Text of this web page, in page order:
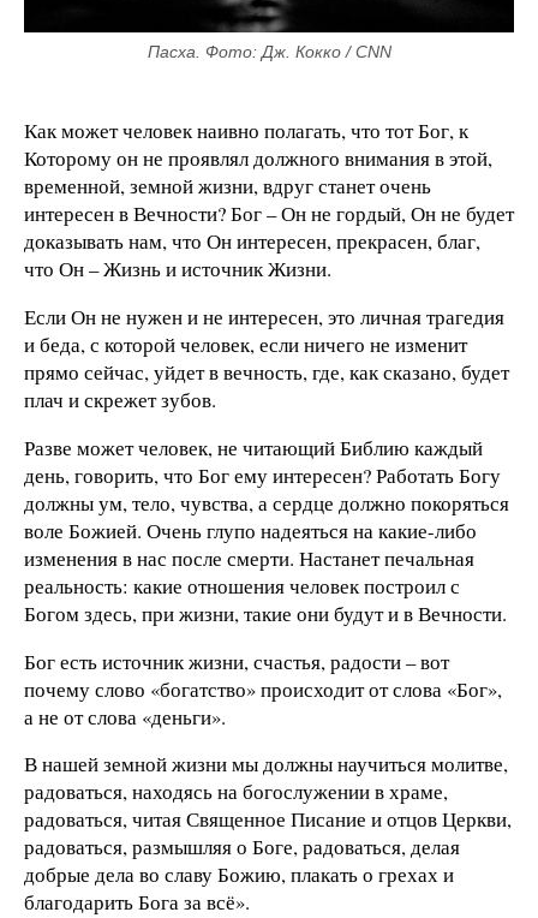
Пасха. Фото: Дж. Кокко / CNN
Как может человек наивно полагать, что тот Бог, к
Которому он не проявлял должного внимания в этой,
временной, земной жизни, вдруг станет очень
интересен в Вечности? Бог – Он не гордый, Он не будет
доказывать нам, что Он интересен, прекрасен, благ,
что Он – Жизнь и источник Жизни.
Если Он не нужен и не интересен, это личная трагедия
и беда, с которой человек, если ничего не изменит
прямо сейчас, уйдет в вечность, где, как сказано, будет
плач и скрежет зубов.
Разве может человек, не читающий Библию каждый
день, говорить, что Бог ему интересен? Работать Богу
должны ум, тело, чувства, а сердце должно покоряться
воле Божией. Очень глупо надеяться на какие-либо
изменения в нас после смерти. Настанет печальная
реальность: какие отношения человек построил с
Богом здесь, при жизни, такие они будут и в Вечности.
Бог есть источник жизни, счастья, радости – вот
почему слово «богатство» происходит от слова «Бог»,
а не от слова «деньги».
В нашей земной жизни мы должны научиться молитве,
радоваться, находясь на богослужении в храме,
радоваться, читая Священное Писание и отцов Церкви,
радоваться, размышляя о Боге, радоваться, делая
добрые дела во славу Божию, плакать о грехах и
благодарить Бога за всё».